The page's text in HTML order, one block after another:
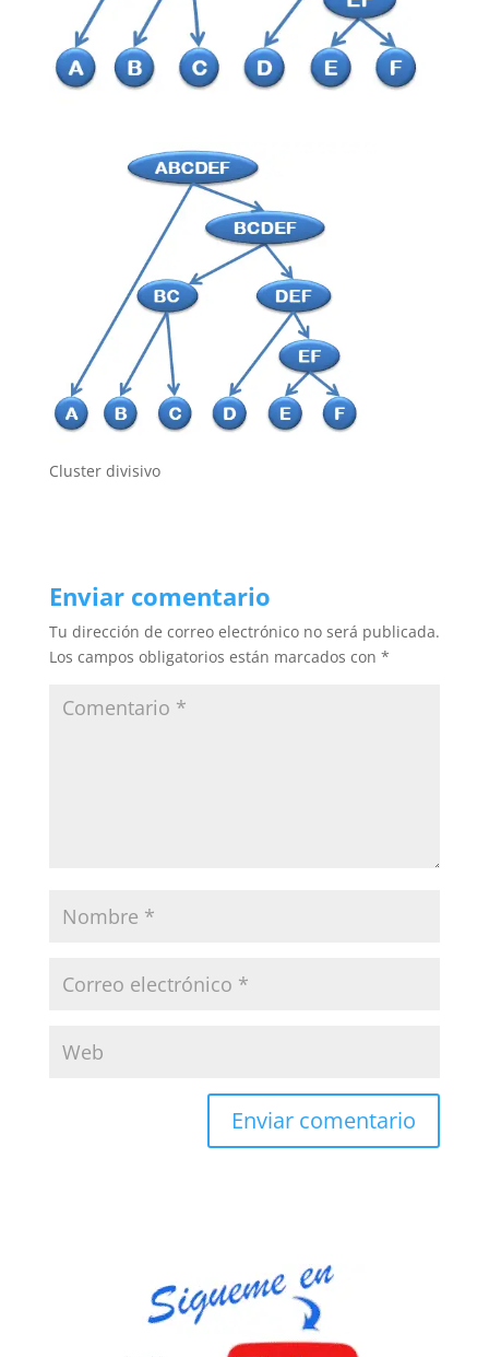
Cluster divisivo
Enviar comentario
Tu dirección de correo electrónico no será publicada.
Los campos obligatorios están marcados con *